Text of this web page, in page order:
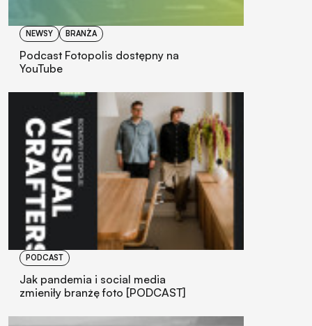
NEWSY BRANŻA
Podcast Fotopolis dostępny na
YouTube
PODCAST
Jak pandemia i social media
zmieniły branżę foto [PODCAST]